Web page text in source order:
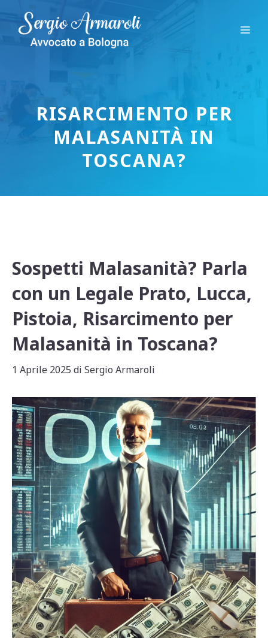
contenuto
RISARCIMENTO PER
MALASANITÀ IN
TOSCANA?
Sospetti Malasanità? Parla
con un Legale Prato, Lucca,
Pistoia, Risarcimento per
Malasanità in Toscana?
1 Aprile 2025 di Sergio Armaroli